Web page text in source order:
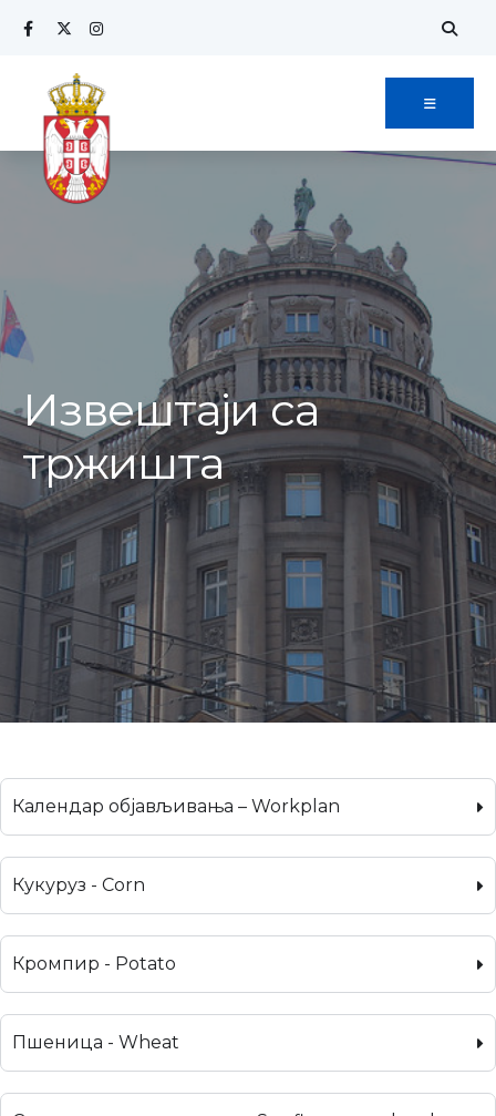
Извештаји са
тржишта
Календар објављивања – Workplan
Кукуруз - Corn
Кромпир - Potato
Пшеница - Wheat